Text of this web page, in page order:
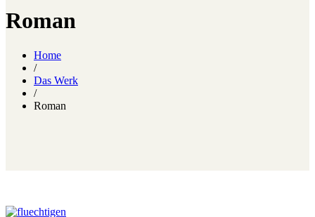
Roman
Home
/
Das Werk
/
Roman